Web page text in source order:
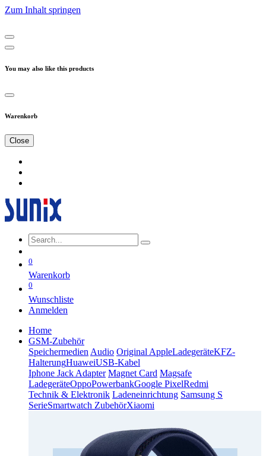
Zum Inhalt springen
You may also like this products
Warenkorb
Close
0
Warenkorb
0
Wunschliste
Anmelden
Home
GSM-Zubehör
Speichermedien Audio Original AppleLadegeräteKFZ-
HalterungHuaweiUSB-Kabel
Iphone Jack Adapter Magnet Card Magsafe
LadegeräteOppoPowerbankGoogle PixelRedmi
Technik & Elektronik Ladeneinrichtung Samsung S
SerieSmartwatch ZubehörXiaomi